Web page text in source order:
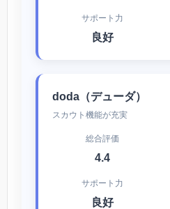
サポート力
良好
doda（デューダ）
スカウト機能が充実
総合評価
4.4
サポート力
良好